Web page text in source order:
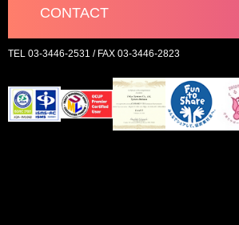
CONTACT
TEL 03-3446-2531 / FAX 03-3446-2823